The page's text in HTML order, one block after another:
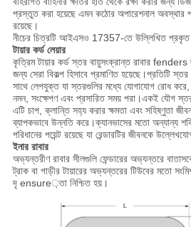
প্রস্তুত করা হয়েছে এমন কঠোর অপারেশনাল অবস্থার
রয়েছে।
নীচের চিত্রটি আইএসও 17357-তে উল্লিখিত প্রকৃত
টায়ার কর্ড লেয়ার
কৃত্রিম টায়ার কর্ড স্তর বায়ুসংক্রান্ত রাবার fenders
জন্য সেরা বিকল্প হিসাবে প্রমাণিত হয়েছে।প্রতিটি
সাথে লেপযুক্ত যা স্তরগুলির মধ্যে যোগাযোগ রোধ করে,
নমন, সংক্ষেপণ এবং প্রসারিত সময় পরা।একই যৌগ
এটি চাপ, ক্লান্তি সহ্য করার ক্ষমতা এবং সহিষ্ণুতা
ব্যাপকভাবে উন্নতি করে।ক্যানভাসের মতো অন্যান্য
পরিধানের পয়েন্ট রয়েছে যা রেন্ডারটির জীবনকে
ইনার রাবার
অভ্যন্তরীণ রাবার সীলগুলি ফেন্ডারের অভ্যন্তরে
ট্রাক বা গাড়ীর টায়ারের অভ্যন্তরের টিউবের মতো
দৃ ensure়তা নিশ্চিত হয়।